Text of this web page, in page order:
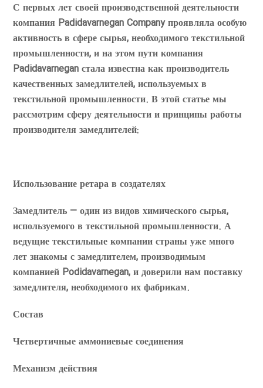
С первых лет своей производственной деятельности
компания Padidavarnegan Company проявляла особую
активность в сфере сырья, необходимого текстильной
промышленности, и на этом пути компания
Padidavarnegan стала известна как производитель
качественных замедлителей, используемых в
текстильной промышленности. В этой статье мы
рассмотрим сферу деятельности и принципы работы
производителя замедлителей:
Использование ретара в создателях
Замедлитель — один из видов химического сырья,
используемого в текстильной промышленности. А
ведущие текстильные компании страны уже много
лет знакомы с замедлителем, производимым
компанией Podidavarnegan, и доверили нам поставку
замедлителя, необходимого их фабрикам.
Состав
Четвертичные аммониевые соединения
Механизм действия